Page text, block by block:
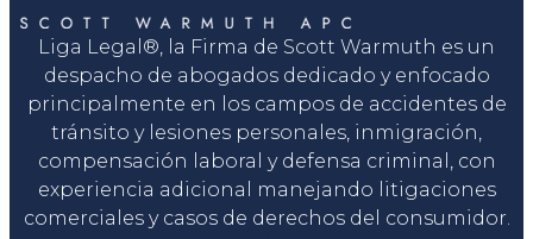
Liga Legal®, la Firma de Scott Warmuth es un
despacho de abogados dedicado y enfocado
principalmente en los campos de accidentes de
tránsito y lesiones personales, inmigración,
compensación laboral y defensa criminal, con
experiencia adicional manejando litigaciones
comerciales y casos de derechos del consumidor.